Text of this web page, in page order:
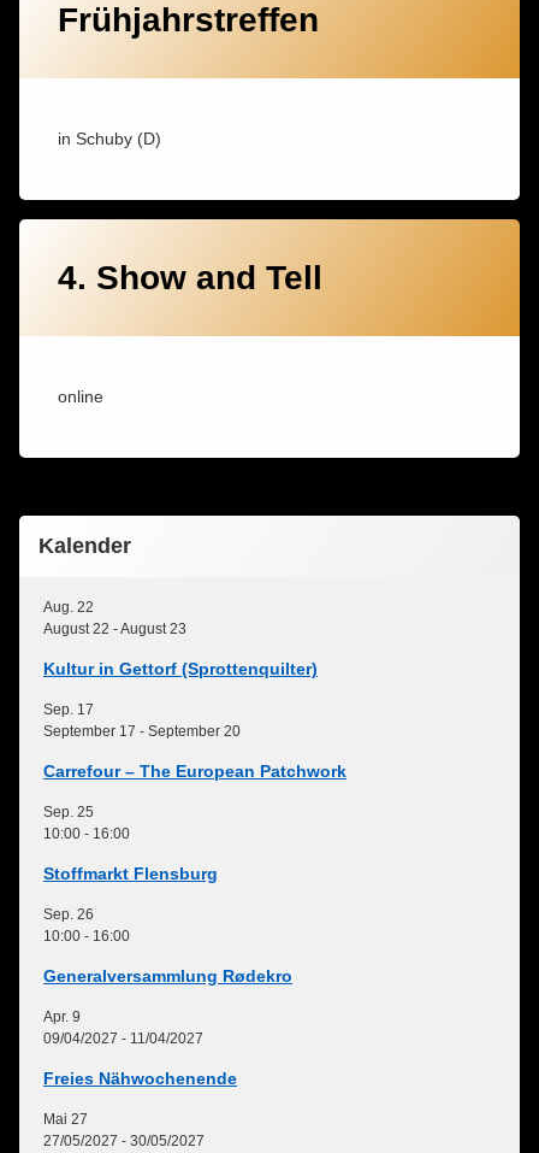
Frühjahrstreffen
in Schuby (D)
4. Show and Tell
online
Kalender
Aug. 22
August 22 -August 23
Kultur in Gettorf (Sprottenquilter)
Sep. 17
September 17 - September 20
Carrefour – The European Patchwork
Sep. 25
10:00 - 16:00
Stoffmarkt Flensburg
Sep. 26
10:00 - 16:00
Generalversammlung Rødekro
Apr. 9
09/04/2027 - 11/04/2027
Freies Nähwochenende
Mai 27
27/05/2027 - 30/05/2027